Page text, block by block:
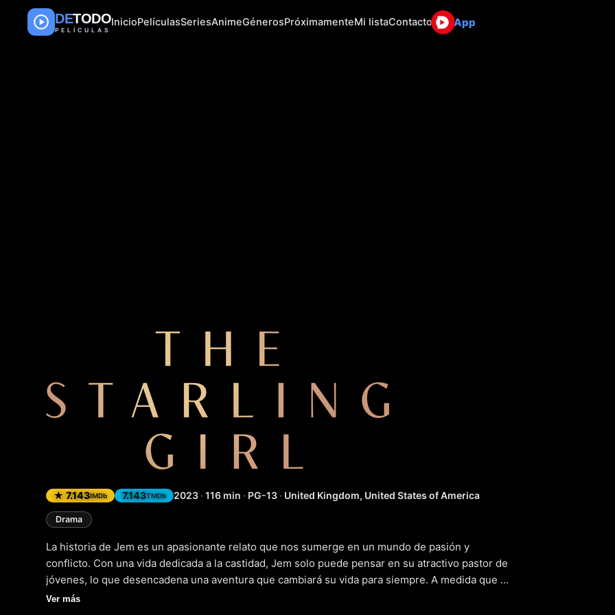
DETODO
PELÍCULAS
InicioPelículasSeriesAnimeGénerosPróximamenteMi listaContacto App
The Starling Girl
★ 7.143IMDb 7.143TMDb 2023 · 116 min · PG-13 · United Kingdom, United States of America
Drama
La historia de Jem es un apasionante relato que nos sumerge en un mundo de pasión y
conflicto. Con una vida dedicada a la castidad, Jem solo puede pensar en su atractivo pastor de
jóvenes, lo que desencadena una aventura que cambiará su vida para siempre. A medida que se
sumergen en esta relación, su mundo se ve sacudido por el caos, poniendo en peligro su
Ver más